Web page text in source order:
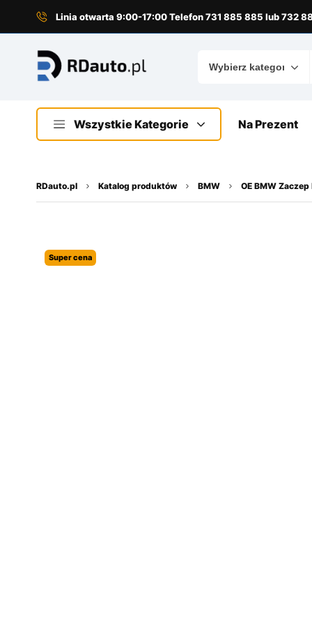
Linia otwarta 9:00-17:00 Telefon 731 885 885 lub 732
Wszystkie Kategorie Na Prezent
RDauto.pl Katalog produktów BMW OE BMW
Super cena